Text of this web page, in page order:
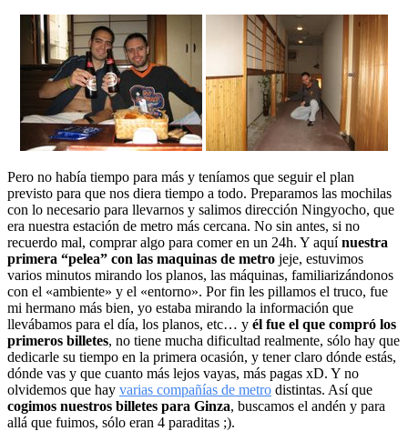
Pero no había tiempo para más y teníamos que seguir el plan
previsto para que nos diera tiempo a todo. Preparamos las mochilas
con lo necesario para llevarnos y salimos dirección Ningyocho, que
era nuestra estación de metro más cercana. No sin antes, si no
recuerdo mal, comprar algo para comer en un 24h. Y aquínuestra
primera “pelea” con las maquinas de metro jeje, estuvimos
varios minutos mirando los planos, las máquinas, familiarizándonos
con el «ambiente» y el «entorno». Por fin les pillamos el truco, fue
mi hermano más bien, yo estaba mirando la información que
llevábamos para el día, los planos, etc… y él fue el que compró los
primeros billetes, no tiene mucha dificultad realmente, sólo hay que
dedicarle su tiempo en la primera ocasión, y tener claro dónde estás,
dónde vas y que cuanto más lejos vayas, más pagas xD. Y no
olvidemos que hay varias compañías de metro distintas. Así que
cogimos nuestros billetes para Ginza, buscamos el andén y para
allá que fuimos, sólo eran 4 paraditas ;).